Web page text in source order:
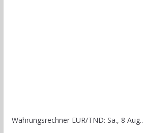
Währungsrechner EUR/TND: Sa., 8 Aug..